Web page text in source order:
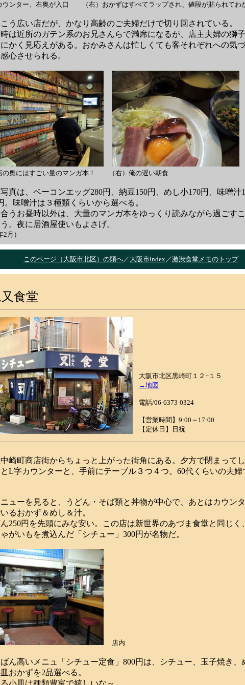
ウンター、右奥が入口 （右）おかずはすべてラップされ、値段が貼られてわ
う広い店だが、かなり高齢のご夫婦だけで切り回されている。
は近所のガテン系のお兄さんらで満席になるが、店主夫婦の獅
かく見応えがある。おかみさんは忙しくても客それぞれへの気
心させられる。
の奥にはすごい量のマンガ本！ （右）俺の遅い朝食
真は、ベーコンエッグ280円、納豆150円、めし小170円、味噌汁
。味噌汁は３種類くらいから選べる。
うお昼時以外は、大量のマンガ本をゆっくり読みながら過ごす
。夜に居酒屋使いもよさげ。
2月）
このページ（大阪市北区）の頭へ／ 大阪市index／激渋食堂メモのトップ
食堂
大阪市北区黒崎町１２−１５
→地図
電話/06-6373-0324
【営業時間】9:00～17:00
【定休日】日祝
崎町商店街からちょっと上がった街角にある。夕方で閉まって
L字カウンターと、手前にテーブル３つ４つ。60代くらいの夫婦
ューを見ると、うどん・そば類と丼物が中心で、あとはカウン
るおかず＆めし＆汁。
250円を先頭にみな安い。この店は新世界のあづま食堂と同じく
がいもを煮込んだ「シチュー」300円が名物だ。
店内
ん高いメニュ「シチュー定食」800円は、シチュー、玉子焼き、
おかずを2品選べる。
小皿は種類豊富で嬉しいな～。